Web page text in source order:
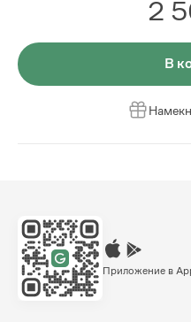
2
В
Приложение в